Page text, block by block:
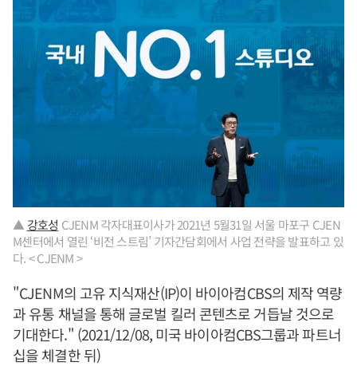
▲ 강호성 CJENM 각자대표이사가 2021년 5월31일 서울 마포구 CJEN
M센터에서 열린 ‘비전 스트림’ 기자간담회에서 사업 전략을 발표하고 있
다. < CJENM >
"CJENM의 고유 지식재산(IP)이 바이아컴CBS의 제작 역량
과 유통 채널을 통해 글로벌 킬러 콘텐츠로 거듭날 것으로
기대한다." (2021/12/08, 미국 바이아컴CBS그룹과 파트너
십을 체결한 뒤)